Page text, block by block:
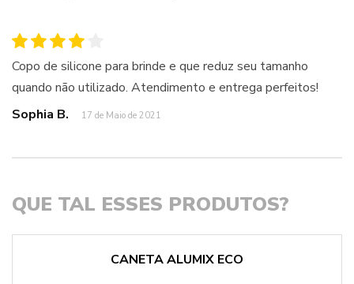
Copo de silicone para brinde e que reduz seu tamanho
quando não utilizado. Atendimento e entrega perfeitos!
Sophia B.
17 de Maio de 2021
QUE TAL ESSES PRODUTOS?
CANETA ALUMIX ECO